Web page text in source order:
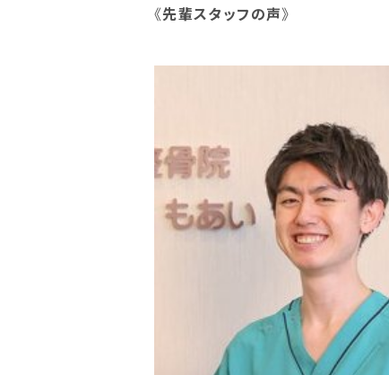
《先輩スタッフの声》